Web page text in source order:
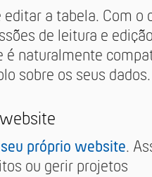
a tabela. Com o
de leitura e
é naturalmente
sobre os seus dados.
próprio website.
ou gerir projetos